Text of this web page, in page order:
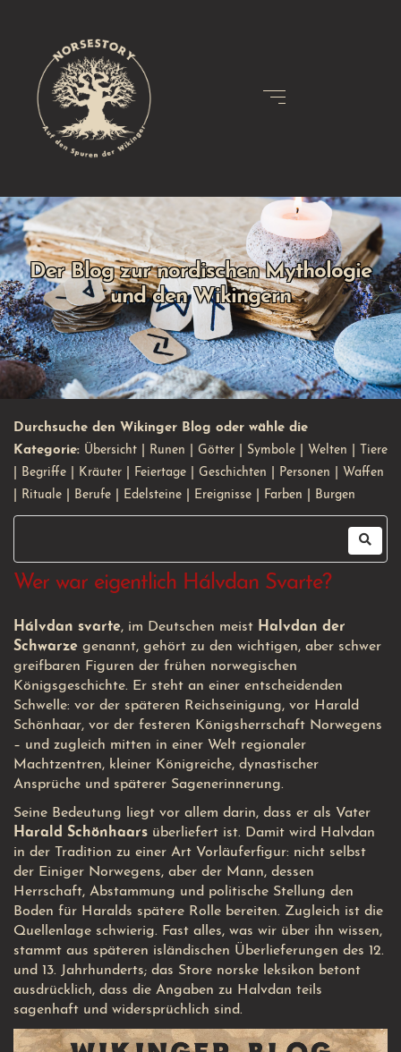
Der Blog zur nordischen Mythologie
und den Wikingern
Durchsuche den Wikinger Blog oder wähle die
Kategorie: Übersicht Runen Götter Symbole Welten
Tiere
Begriffe Kräuter Feiertage Geschichten Personen
Waffen
Rituale Berufe Edelsteine Ereignisse Farben Burgen
Wer war eigentlich Hálvdan Svarte?
Hálvdan svarte, im Deutschen meist Halvdan der
Schwarze genannt, gehört zu den wichtigen, aber schwer
greifbaren Figuren der frühen norwegischen
Königsgeschichte. Er steht an einer entscheidenden
Schwelle: vor der späteren Reichseinigung, vor Harald
Schönhaar, vor der festeren Königsherrschaft Norwegens
– und zugleich mitten in einer Welt regionaler
Machtzentren, kleiner Königreiche, dynastischer
Ansprüche und späterer Sagenerinnerung.
Seine Bedeutung liegt vor allem darin, dass er als Vater
Harald Schönhaars überliefert ist. Damit wird Halvdan
in der Tradition zu einer Art Vorläuferfigur: nicht selbst
der Einiger Norwegens, aber der Mann, dessen
Herrschaft, Abstammung und politische Stellung den
Boden für Haralds spätere Rolle bereiten. Zugleich ist die
Quellenlage schwierig. Fast alles, was wir über ihn wissen,
stammt aus späteren isländischen Überlieferungen des 12.
und 13. Jahrhunderts; das Store norske leksikon betont
ausdrücklich, dass die Angaben zu Halvdan teils
sagenhaft und widersprüchlich sind.